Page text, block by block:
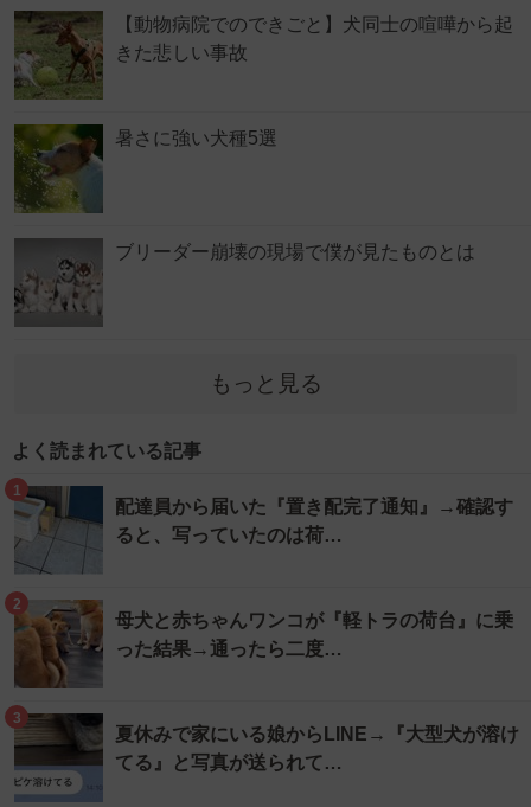
【動物病院でのできごと】犬同士の喧嘩から起
きた悲しい事故
暑さに強い犬種5選
ブリーダー崩壊の現場で僕が見たものとは
もっと見る
よく読まれている記事
1
配達員から届いた『置き配完了通知』→確認す
ると、写っていたのは荷…
2
母犬と赤ちゃんワンコが『軽トラの荷台』に乗
った結果→通ったら二度…
3
夏休みで家にいる娘からLINE→『大型犬が溶け
てる』と写真が送られて…